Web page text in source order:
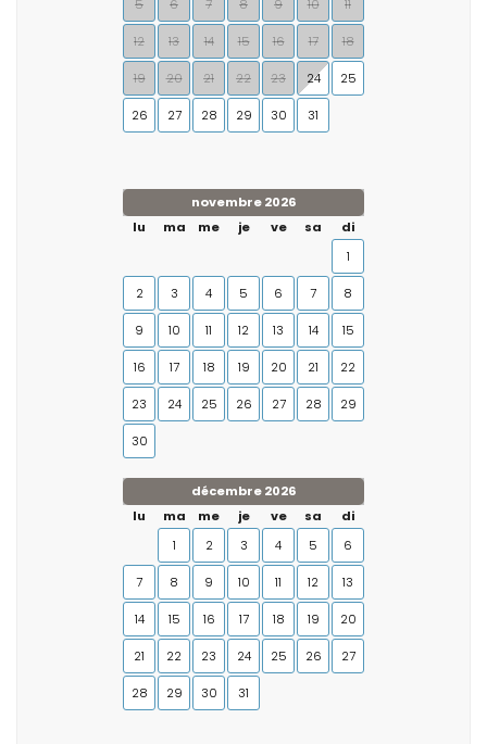
5 6 7 8 9 10 11
12 13 14 15 16 17 18
19 20 21 22 23 24 25
26 27 28 29 30 31
novembre 2026
lu
ma me je ve sa
di
1
2 3 4 5 6 7 8
9 10 11 12 13 14 15
16 17 18 19 20 21 22
23 24 25 26 27 28 29
30
décembre 2026
lu
ma me je ve sa
di
1
2 3 4 5 6
7 8 9 10 11 12 13
14 15 16 17 18 19 20
21 22 23 24 25 26 27
28 29 30 31